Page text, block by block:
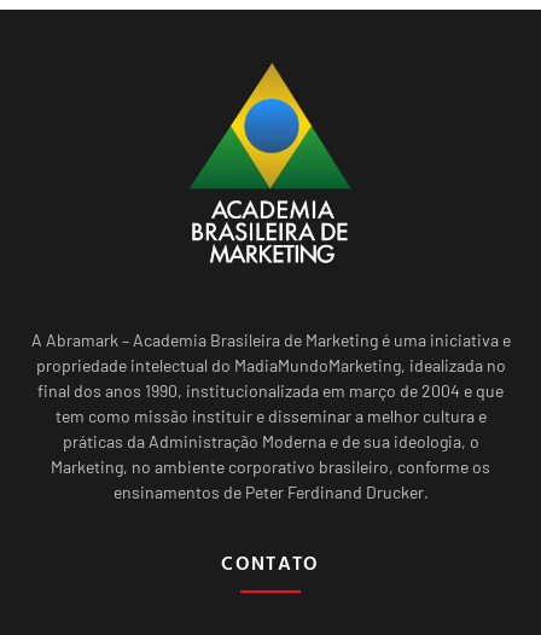
A Abramark – Academia Brasileira de Marketing é uma iniciativa e
propriedade intelectual do MadiaMundoMarketing, idealizada no
final dos anos 1990, institucionalizada em março de 2004 e que
tem como missão instituir e disseminar a melhor cultura e
práticas da Administração Moderna e de sua ideologia, o
Marketing, no ambiente corporativo brasileiro, conforme os
ensinamentos de Peter Ferdinand Drucker.
CONTATO